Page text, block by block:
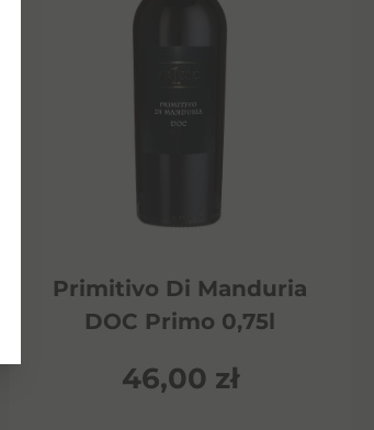
Primitivo Di Manduria
DOC Primo 0,75l
46,00 zł